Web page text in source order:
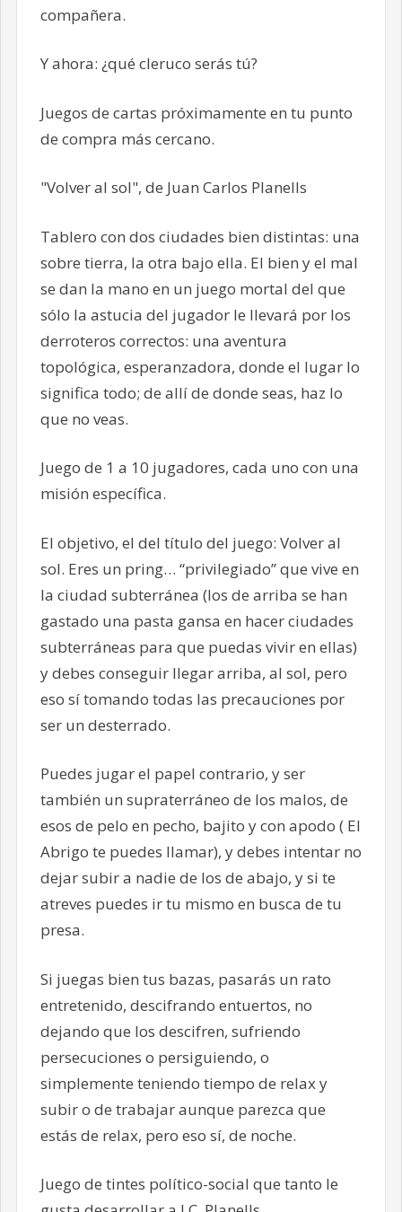
compañera.
Y ahora: ¿qué cleruco serás tú?
Juegos de cartas próximamente en tu punto
de compra más cercano.
"Volver al sol", de Juan Carlos Planells
Tablero con dos ciudades bien distintas: una
sobre tierra, la otra bajo ella. El bien y el mal
se dan la mano en un juego mortal del que
sólo la astucia del jugador le llevará por los
derroteros correctos: una aventura
topológica, esperanzadora, donde el lugar lo
significa todo; de allí de donde seas, haz lo
que no veas.
Juego de 1 a 10 jugadores, cada uno con una
misión específica.
El objetivo, el del título del juego: Volver al
sol. Eres un pring… “privilegiado” que vive en
la ciudad subterránea (los de arriba se han
gastado una pasta gansa en hacer ciudades
subterráneas para que puedas vivir en ellas)
y debes conseguir llegar arriba, al sol, pero
eso sí tomando todas las precauciones por
ser un desterrado.
Puedes jugar el papel contrario, y ser
también un supraterráneo de los malos, de
esos de pelo en pecho, bajito y con apodo ( El
Abrigo te puedes llamar), y debes intentar no
dejar subir a nadie de los de abajo, y si te
atreves puedes ir tu mismo en busca de tu
presa.
Si juegas bien tus bazas, pasarás un rato
entretenido, descifrando entuertos, no
dejando que los descifren, sufriendo
persecuciones o persiguiendo, o
simplemente teniendo tiempo de relax y
subir o de trabajar aunque parezca que
estás de relax, pero eso sí, de noche.
Juego de tintes político-social que tanto le